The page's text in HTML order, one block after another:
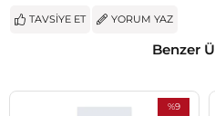
TAVSIYE ET YORUM YAZ
Benzer
%9